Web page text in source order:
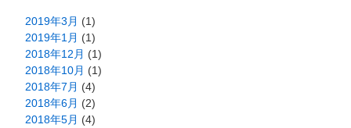
2019年3月 (1)
2019年1月 (1)
2018年12月 (1)
2018年10月 (1)
2018年7月 (4)
2018年6月 (2)
2018年5月 (4)